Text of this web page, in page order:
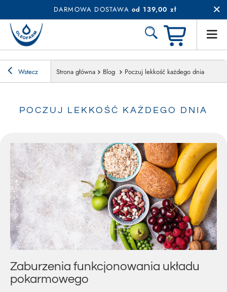
DARMOWA DOSTAWA od 139,00 zł
Wstecz Strona główna Blog Poczuj lekkość każdego dnia
POCZUJ LEKKOŚĆ KAŻDEGO DNIA
Zaburzenia funkcjonowania układu
pokarmowego